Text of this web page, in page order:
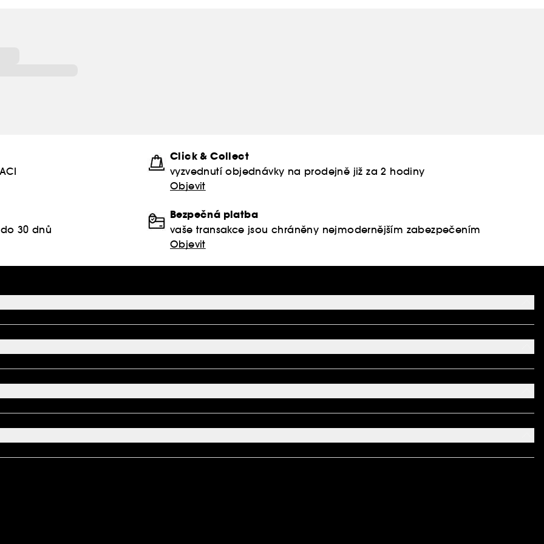
Click & Collect
vyzvednutí objednávky na prodejně již za 2 hodiny
Objevit
30 dnů
Bezpečná platba
vaše transakce jsou chráněny nejmodernějším zabezpečením
Objevit